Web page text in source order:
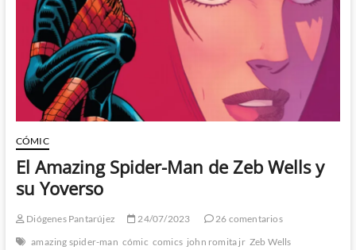
un
pedazo
de
tebeo
CÓMIC
El Amazing Spider-Man de Zeb Wells y
su Yoverso
Diógenes Pantarújez 24/07/2023
26 comentarios
amazing spider-man cómic comics john romita jr Zeb Wells